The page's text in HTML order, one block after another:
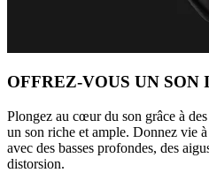
OFFREZ-VOUS UN SON
Plongez au cœur du son grâce à
un son riche et ample. Donnez vie
avec des basses profondes, des
distorsion.